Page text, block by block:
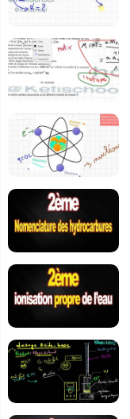
28:4
58:59
16:50